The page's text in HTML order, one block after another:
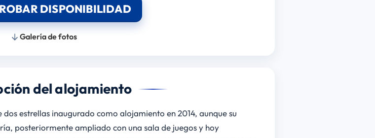
DISPONIBILIDAD
Galería de fotos
del alojamiento
dos estrellas inaugurado como alojamiento en 2014, aunque su
posteriormente ampliado con una sala de juegos y hoy